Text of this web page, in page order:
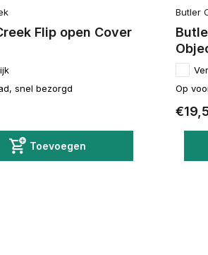
Flip open Cover
snel bezorgd
Toevoegen
Butler
Op